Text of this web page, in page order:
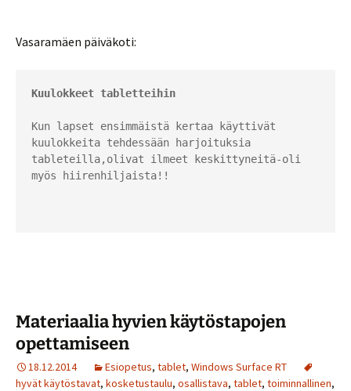
Vasaramäen päiväkoti:
Kuulokkeet tabletteihin
Kun lapset ensimmäistä kertaa käyttivät
kuulokkeita tehdessään harjoituksia
tableteilla,olivat ilmeet keskittyneitä-oli
myös hiirenhiljaista!!
Materiaalia hyvien käytöstapojen
opettamiseen
18.12.2014 Esiopetus, tablet, Windows Surface RT
hyvät käytöstavat, kosketustaulu, osallistava, tablet, toiminnallinen,